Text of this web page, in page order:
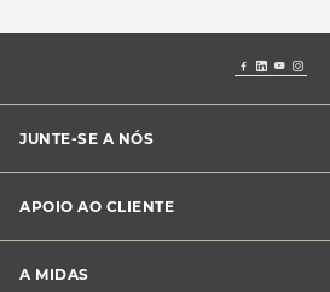
JUNTE-SE A NÓS
Franchising Midas
APOIO AO CLIENTE
Livro de Reclamações
A MIDAS